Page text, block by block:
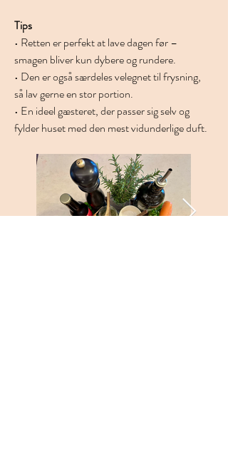
Tips
• Retten er perfekt at lave dagen før –
smagen bliver kun dybere og rundere.
• Den er også særdeles velegnet til frysning,
så lav gerne en stor portion.
• En ideel gæsteret, der passer sig selv og
fylder huset med den mest vidunderlige duft.